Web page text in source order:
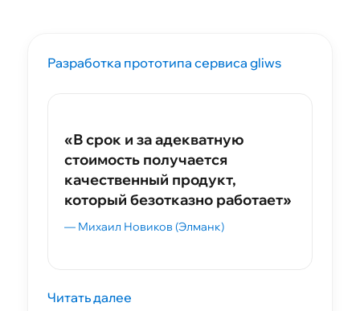
Разработка прототипа сервиса gliws
«В срок и за адекватную
стоимость получается
качественный продукт,
который безотказно работает»
— Михаил Новиков (Элманк)
Читать далее